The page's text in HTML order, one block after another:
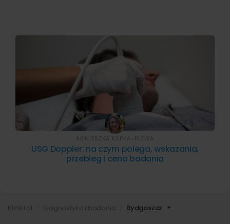
Bydgoszcz
USG Doppler: na czym polega, wskazania,
przebieg i cena badania
AGNIESZKA KAPKA-PLEWA